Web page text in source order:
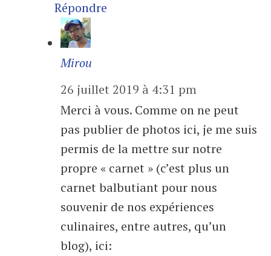
Répondre
Mirou
26 juillet 2019 à 4:31 pm
Merci à vous. Comme on ne peut
pas publier de photos ici, je me suis
permis de la mettre sur notre
propre « carnet » (c’est plus un
carnet balbutiant pour nous
souvenir de nos expériences
culinaires, entre autres, qu’un
blog), ici: